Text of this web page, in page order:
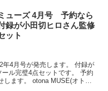
ューズ 4月号 予約なら
が小田切ヒロさん監修
ット
4月号が発売します。 付録が
ル完璧4点セットです。 予約
します。 otona MUSE(オトナ